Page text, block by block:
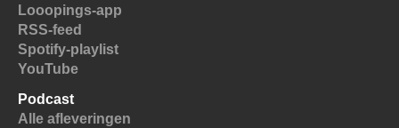
Looopings-app
RSS-feed
Spotify-playlist
YouTube
Podcast
Alle afleveringen